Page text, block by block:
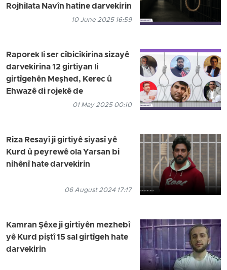
Rojhilata Navîn hatine darvekirin
10 June 2025 16:59
Raporek li ser cîbicîkirina sizayê
darvekirina 12 girtiyan li
girtîgehên Meşhed, Kerec û
Ehwazê di rojekê de
01 May 2025 00:10
Riza Resayî ji girtiyê siyasî yê
Kurd û peyrewê ola Yarsan bi
nihênî hate darvekirin
06 August 2024 17:17
Kamran Şêxe ji girtiyên mezhebî
yê Kurd piştî 15 sal girtîgeh hate
darvekirin